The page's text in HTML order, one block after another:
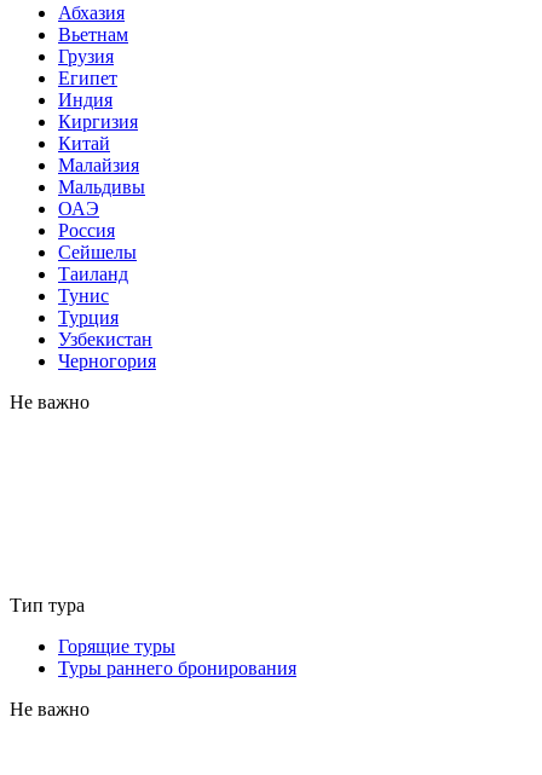
Абхазия
Вьетнам
Грузия
Египет
Индия
Киргизия
Китай
Малайзия
Мальдивы
ОАЭ
Россия
Сейшелы
Таиланд
Тунис
Турция
Узбекистан
Черногория
Не важно
Тип тура
Горящие туры
Туры раннего бронирования
Не важно